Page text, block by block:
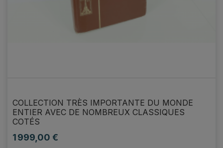
COLLECTION TRÈS IMPORTANTE DU MONDE
ENTIER AVEC DE NOMBREUX CLASSIQUES
COTÉS
Prix
1 999,00 €